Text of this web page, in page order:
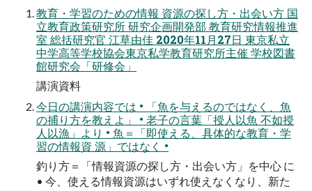
教育・学習のための情報 資源の探し方・出会い方 国
立教育政策研究所 研究企画開発部 教育研究情報推進
室 総括研究官 江草由佳 2020年11月27日 東京私立
中学高等学校協会東京私学教育研究所主催 学校図書
館研究会「研修会」
講演資料
今日の講演内容では • 「魚を与えるのではなく、魚
の捕り方を教えよ」 • 老子の言葉「授人以魚 不如授
人以漁」より • 魚＝「即使える、具体的な教育・学
習の情報資 源」ではなく •
釣り方＝「情報資源の探し方・出会い方」を中心 に
• 今、使える情報資源はいずれ使えなくなり、新た